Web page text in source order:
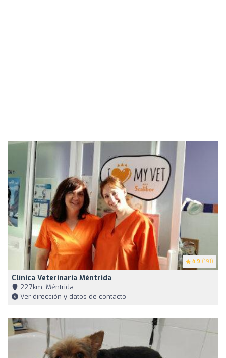
4.9 (191)
Clínica Veterinaria Méntrida
22,7km, Méntrida
Ver dirección y datos de contacto